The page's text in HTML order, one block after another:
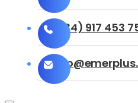
(+34) 917 453